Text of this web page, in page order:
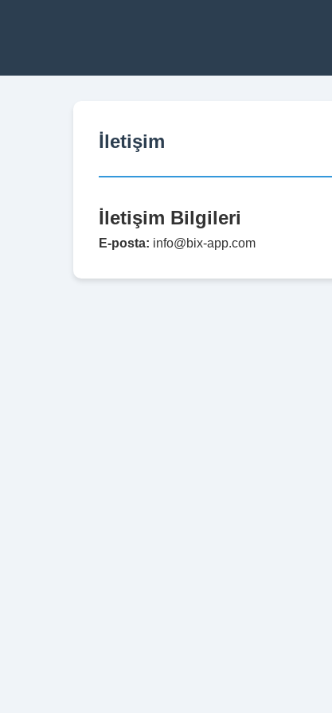
İletişim
İletişim Bilgileri
E-posta: info@bix-app.com